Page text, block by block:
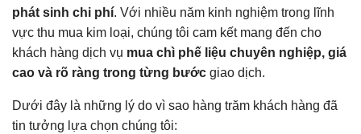
phát sinh chi phí. Với nhiều năm kinh nghiệm trong lĩnh
vực thu mua kim loại, chúng tôi cam kết mang đến cho
khách hàng dịch vụ mua chì phế liệu chuyên nghiệp, giá
cao và rõ ràng trong từng bước giao dịch.
Dưới đây là những lý do vì sao hàng trăm khách hàng đã
tin tưởng lựa chọn chúng tôi: